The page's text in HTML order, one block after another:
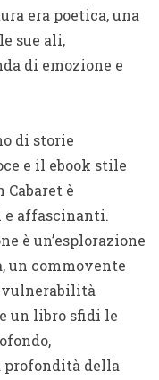
era poetica, una
sue ali,
di emozione e
di storie
e il ebook stile
Cabaret è
affascinanti.
è un’esplorazione
un commovente
vulnerabilità
un libro sfidi le
profondità della